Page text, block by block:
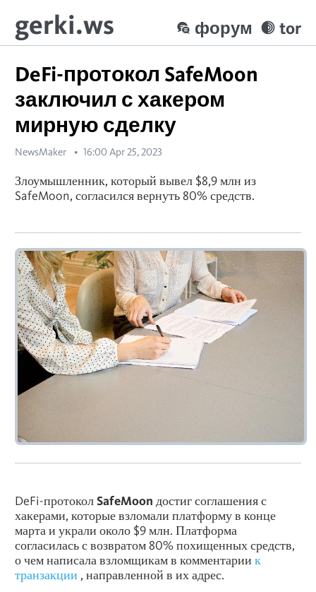
gerki.ws tor
форум
DeFi-протокол SafeMoon
заключил с хакером
мирную сделку
NewsMaker 16:00 Apr 25, 2023
Злоумышленник, который вывел $8,9 млн из
SafeMoon, согласился вернуть 80% средств.
DeFi-протоколSafeMoon достиг соглашения с
хакерами, которые взломали платформу в конце
марта и украли около $9 млн. Платформа
согласилась с возвратом 80% похищенных средств,
о чем написала взломщикам в комментарии к
транзакции , направленной в их адрес.